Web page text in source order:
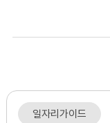
일자리가이드